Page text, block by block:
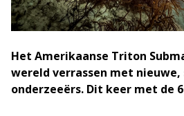
Het Amerikaanse Triton
wereld verrassen met nieuwe,
onderzeeërs. Dit keer met de